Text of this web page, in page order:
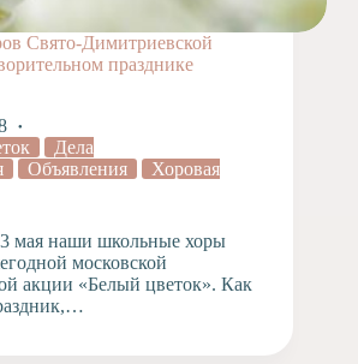
Свято-Димитриевской
празднике
Дела
Объявления
Хоровая
мая наши школьные хоры
московской
акции «Белый цветок». Как